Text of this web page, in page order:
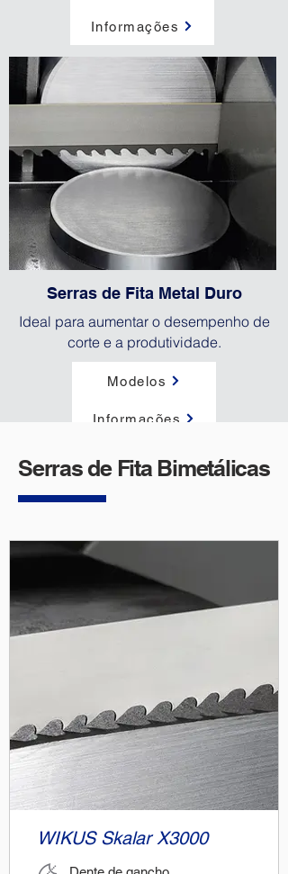
Informações
Serras de Fita Metal Duro
Ideal para aumentar o desempenho de
corte e a produtividade.
Modelos
Informações
Serras de Fita Bimetálicas
WIKUS Skalar X3000